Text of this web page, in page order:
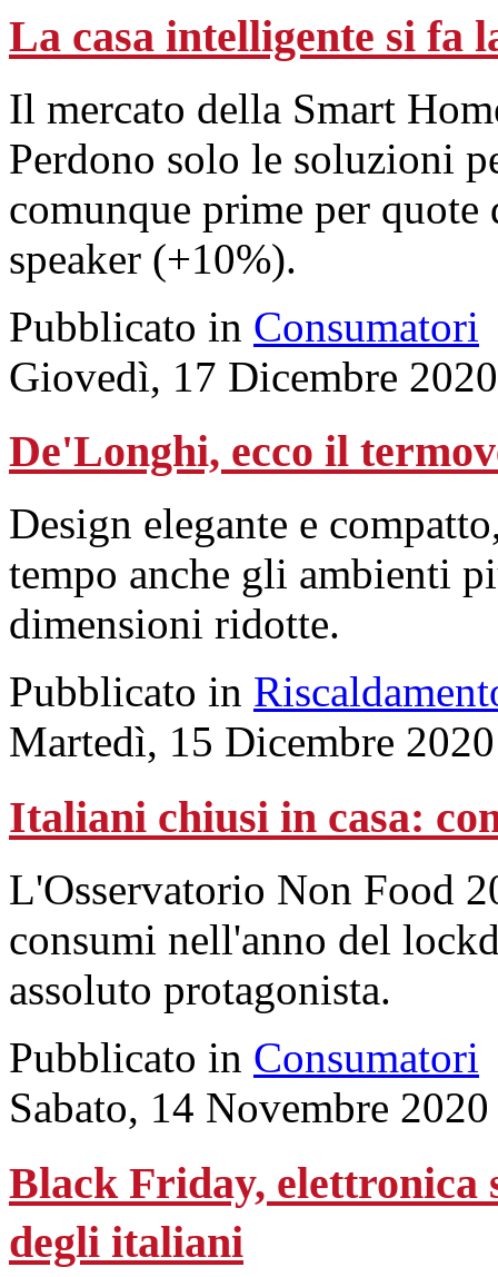
La casa intelligente si fa
Il mercato della Smart
Perdono solo le soluzioni
comunque prime per
speaker (+10%).
Pubblicato in Consumatori
Giovedì, 17 Dicembre
De'Longhi, ecco il
Design elegante e
tempo anche gli ambienti
dimensioni ridotte.
Pubblicato in
Martedì, 15 Dicembre
Italiani chiusi in casa:
L'Osservatorio Non Food
consumi nell'anno del
assoluto protagonista.
Pubblicato in Consumatori
Sabato, 14 Novembre
Black Friday, elettronica
degli italiani